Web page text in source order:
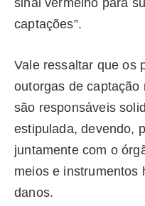
sinal vermelho para
captações”.
Vale ressaltar que os
outorgas de
são responsáveis
estipulada, devendo,
juntamente com o
meios e instrumentos
danos.